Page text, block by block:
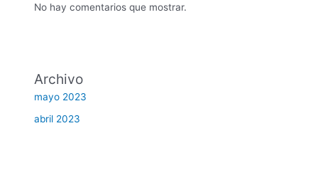
No hay comentarios que mostrar.
Archivo
mayo 2023
abril 2023